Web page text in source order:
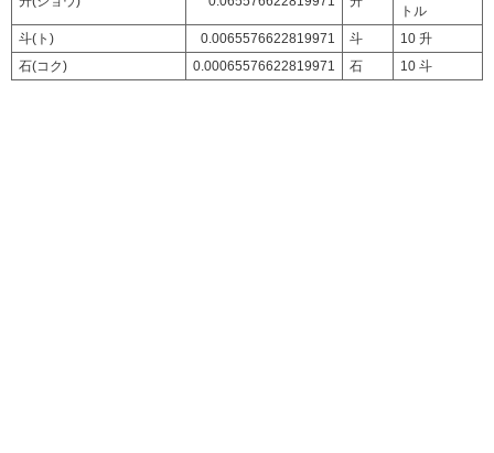
トル
斗(ト)
0.0065576622819971 斗
10 升
石(コク)
0.00065576622819971 石 10 斗